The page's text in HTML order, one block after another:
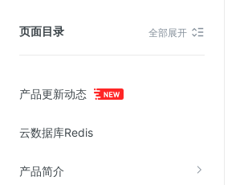
页面目录 全部展开
产品更新动态
云数据库Redis
产品简介
云硬盘(EBS)
在线迁移服务